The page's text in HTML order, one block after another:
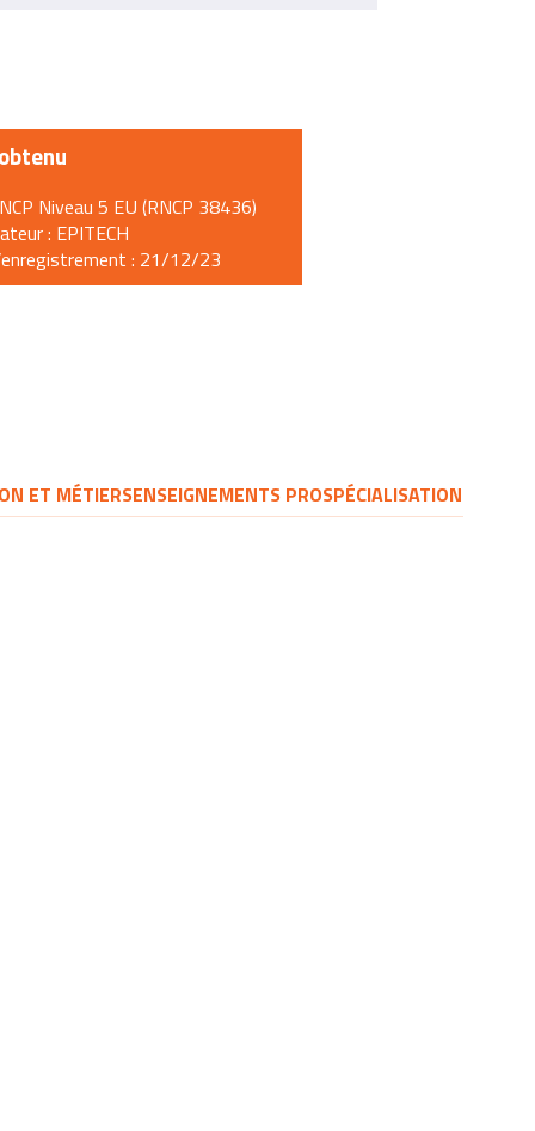
Niveau 5 EU (RNCP 38436)
: EPITECH
: 21/12/23
ET MÉTIERSENSEIGNEMENTS PROSPÉCIALISATION